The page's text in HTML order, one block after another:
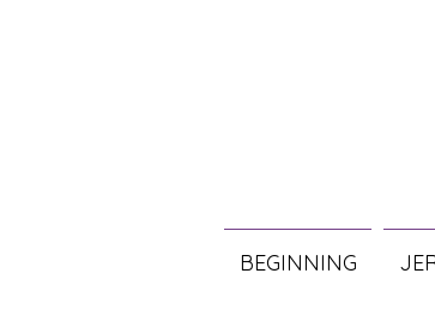
BEGINNING